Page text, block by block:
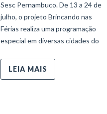
Sesc Pernambuco. De 13 a 24 de
julho, o projeto Brincando nas
Férias realiza uma programação
especial em diversas cidades do
LEIA MAIS